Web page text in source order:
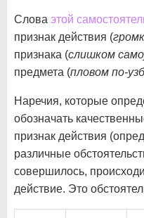
Слова этой
признак действия (
признака (слишком
предмета (пловом по-
Наречия, которые
обозначать
признак действия
различные
совершилось,
действие. Это